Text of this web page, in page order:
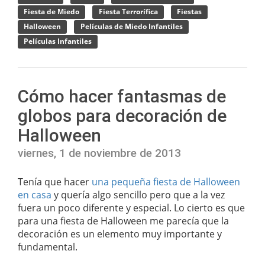
Fiesta de Miedo
Fiesta Terrorífica
Fiestas
Halloween
Películas de Miedo Infantiles
Películas Infantiles
Cómo hacer fantasmas de
globos para decoración de
Halloween
viernes, 1 de noviembre de 2013
Tenía que hacer una pequeña fiesta de Halloween
en casa y quería algo sencillo pero que a la vez
fuera un poco diferente y especial. Lo cierto es que
para una fiesta de Halloween me parecía que la
decoración es un elemento muy importante y
fundamental.